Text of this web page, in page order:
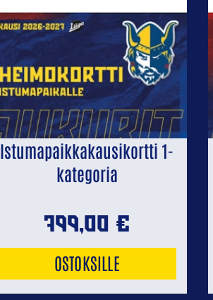
Istumapaikkakausikortti 1-
kategoria
799,00 €
OSTOKSILLE